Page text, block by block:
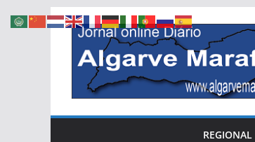
Skip
content
REGIONAL